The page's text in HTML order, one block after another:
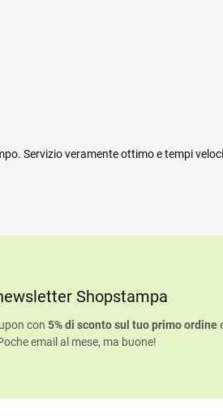
Servizio veramente ottimo e tempi
Shopstampa
con 5% di sconto sul tuo primo ordine
email al mese, ma buone!